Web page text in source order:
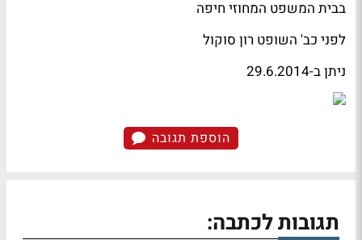
בבית המשפט המחוזי חיפה
לפני כב' השופט רון סוקול
ניתן ב-29.6.2014
הוספת תגובה
תגובות לכתבה: